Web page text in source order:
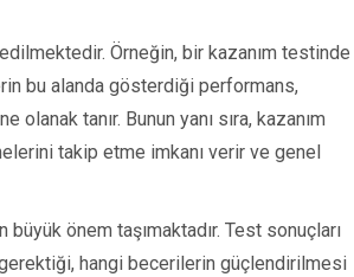
Örneğin, bir kazanım testinde
bu alanda gösterdiği performans,
tanır. Bunun yanı sıra, kazanım
takip etme imkanı verir ve genel
önem taşımaktadır. Test sonuçları
hangi becerilerin güçlendirilmesi